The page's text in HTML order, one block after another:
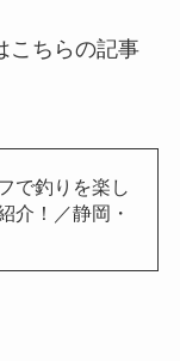
こちらの記事
で釣りを楽し
介！／静岡・